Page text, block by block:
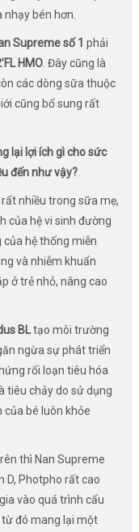
nhạy bén hơn.
Supreme số 1 phải
HMO. Đây cũng là
các dòng sữa thuộc
cũng bổ sung rất
lại lợi ích gì cho sức
đến như vậy?
nhiều trong sữa mẹ,
của hệ vi sinh đường
hệ thống miễn
và nhiễm khuẩn
ở trẻ nhỏ, nâng cao
BLtạo môi trường
ngừa sự phát triển
rối loạn tiêu hóa
tiêu chảy do sử dụng
của bé luôn khỏe
thì Nan Supreme
D, Photpho rất cao
vào quá trình cấu
từ đó mang lại một